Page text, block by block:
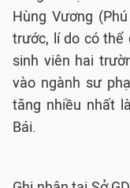
Hùng Vương
trước, lí do có thể
sinh viên hai
vào ngành sư
tăng nhiều nhất
Bái.